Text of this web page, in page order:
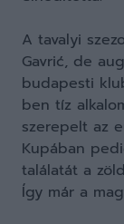
A tavalyi
Gavrić, de
budapesti
ben tíz
szerepelt az
Kupában
találatát a
Így már a